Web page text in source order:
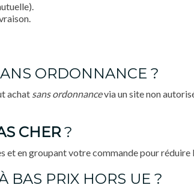
ORDONNANCE ?
achat sans ordonnancevia un site non
CHER?
et en groupant votre commande pour réduire
BAS PRIX HORS UE ?